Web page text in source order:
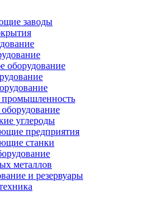
заводы
оборудование
углероды
предприятия
станки
металлов
и резервуары